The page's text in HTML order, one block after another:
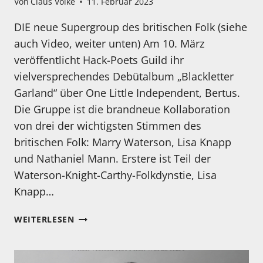
DIE neue Supergroup des britischen Folk (siehe
auch Video, weiter unten) Am 10. März
veröffentlicht Hack-Poets Guild ihr
vielversprechendes Debütalbum „Blackletter
Garland“ über One Little Independent, Bertus.
Die Gruppe ist die brandneue Kollaboration
von drei der wichtigsten Stimmen des
britischen Folk: Marry Waterson, Lisa Knapp
und Nathaniel Mann. Erstere ist Teil der
Waterson-Knight-Carthy-Folkdynstie, Lisa
Knapp…
WEITERLESENMARRY